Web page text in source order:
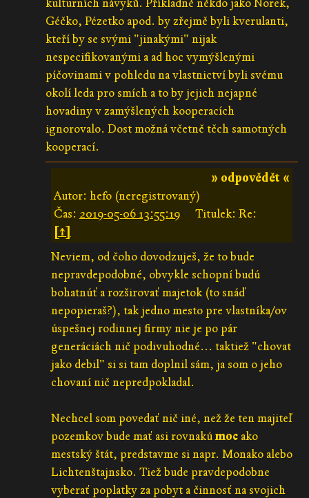
kulturních návyků. Příkladně někdo jako Norek,
Géčko, Pézetko apod. by zřejmě byli kverulanti,
kteří by se svými "jinakými" nijak
nespecifikovanými a ad hoc vymýšlenými
píčovinami v pohledu na vlastnictví byli svému
okolí leda pro smích a to by jejich nejapné
hovadiny v zamýšlených kooperacích
ignorovalo. Dost možná včetně těch samotných
kooperací.
» odpovědět «
Autor: hefo (neregistrovaný)
Čas: 2019-05-06 13:55:19
Titulek: Re:
[↑]
Neviem, od čoho dovodzuješ, že to bude
nepravdepodobné, obvykle schopní budú
bohatnúť a rozširovať majetok (to snáď
nepopieraš?), tak jedno mesto pre vlastníka/ov
úspešnej rodinnej firmy nie je po pár
generáciách nič podivuhodné... taktiež "chovat
jako debil" si si tam doplnil sám, ja som o jeho
chovaní nič nepredpokladal.
Nechcel som povedať nič iné, než že ten majiteľ
pozemkov bude mať asi rovnakúmocako
mestský štát, predstavme si napr. Monako alebo
Lichtenštajnsko. Tiež bude pravdepodobne
vyberať poplatky za pobyt a činnosť na svojich